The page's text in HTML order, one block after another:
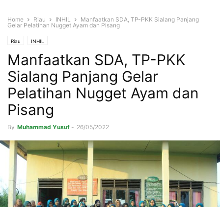
Home Riau INHIL
Manfaatkan SDA, TP-PKK Sialang Panjang
Gelar Pelatihan Nugget Ayam dan Pisang
Riau INHIL
Manfaatkan SDA, TP-PKK
Sialang Panjang Gelar
Pelatihan Nugget Ayam dan
Pisang
By Muhammad Yusuf - 26/05/2022